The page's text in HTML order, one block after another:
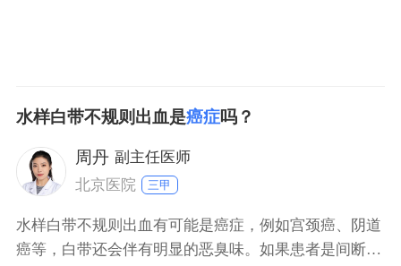
水样白带不规则出血是癌症吗？
周丹 副主任医师
北京医院
三甲
水样白带不规则出血有可能是癌症，例如宫颈癌、阴道
癌等，白带还会伴有明显的恶臭味。如果患者是间断性